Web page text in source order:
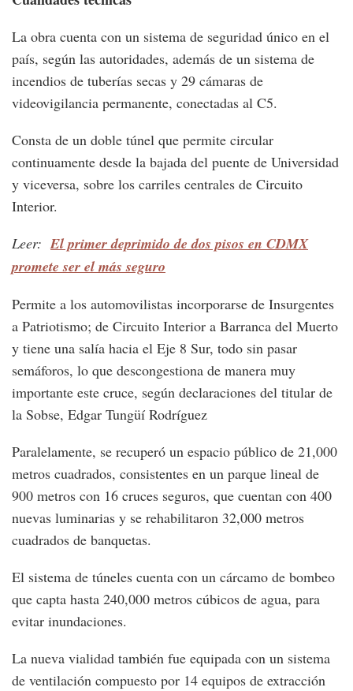
La obra cuenta con un sistema de seguridad único en el
país, según las autoridades, además de un sistema de
incendios de tuberías secas y 29 cámaras de
videovigilancia permanente, conectadas al C5.
Consta de un doble túnel que permite circular
continuamente desde la bajada del puente de Universidad
y viceversa, sobre los carriles centrales de Circuito
Interior.
Leer: El primer deprimido de dos pisos en CDMX
promete ser el más seguro
Permite a los automovilistas incorporarse de Insurgentes
a Patriotismo; de Circuito Interior a Barranca del Muerto
y tiene una salía hacia el Eje 8 Sur, todo sin pasar
semáforos, lo que descongestiona de manera muy
importante este cruce, según declaraciones del titular de
la Sobse, Edgar Tungüí Rodríguez
Paralelamente, se recuperó un espacio público de 21,000
metros cuadrados, consistentes en un parque lineal de
900 metros con 16 cruces seguros, que cuentan con 400
nuevas luminarias y se rehabilitaron 32,000 metros
cuadrados de banquetas.
El sistema de túneles cuenta con un cárcamo de bombeo
que capta hasta 240,000 metros cúbicos de agua, para
evitar inundaciones.
La nueva vialidad también fue equipada con un sistema
de ventilación compuesto por 14 equipos de extracción